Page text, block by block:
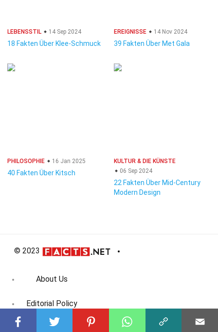
LEBENSSTIL 14 Sep 2024
18 Fakten Über Klee-Schmuck
EREIGNISSE 14 Nov 2024
39 Fakten Über Met Gala
PHILOSOPHIE 16 Jan 2025
40 Fakten Über Kitsch
KULTUR & DIE KÜNSTE
06 Sep 2024
22 Fakten Über Mid-Century
Modern Design
© 2023
About Us
Editorial Policy
Meet the Team